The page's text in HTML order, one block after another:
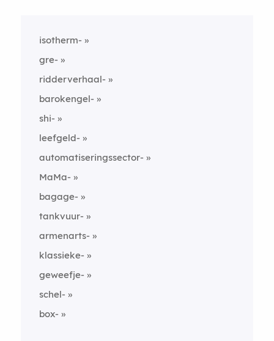
isotherm-
gre-
ridderverhaal-
barokengel-
shi-
leefgeld-
automatiseringssector-
MaMa-
bagage-
tankvuur-
armenarts-
klassieke-
geweefje-
schel-
box-